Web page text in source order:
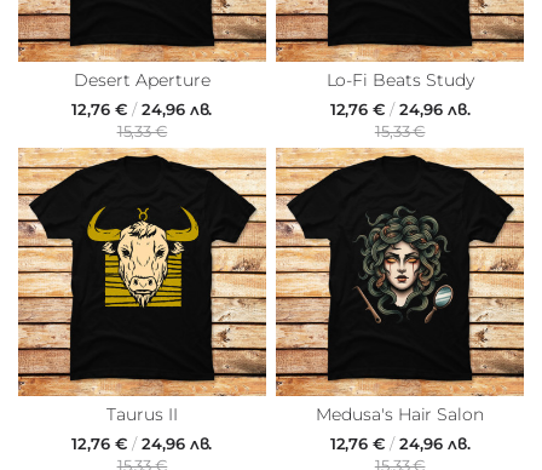
Desert Aperture
12,76 € /24,96 лв.
15,33 €
Lo-Fi Beats Study
12,76 €/24,96 лв.
15,33 €
Taurus II
12,76 € /24,96 лв.
15,33 €
Medusa's Hair Salon
12,76 €/24,96 лв.
15,33 €